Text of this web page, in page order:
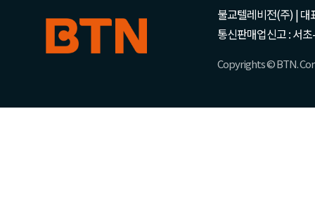
불교텔레비전(주) | 대
통신판매업신고 : 서
Copyrights © BTN.